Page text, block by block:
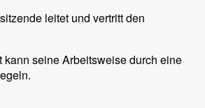
leitet und vertritt den
kann seine Arbeitsweise durch eine